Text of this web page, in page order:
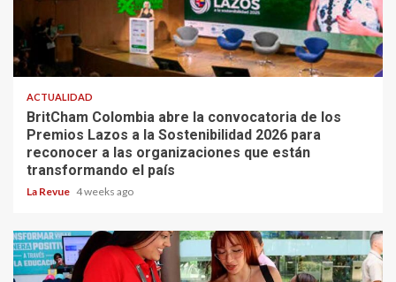
ACTUALIDAD
BritCham Colombia abre la convocatoria de los
Premios Lazos a la Sostenibilidad 2026 para
reconocer a las organizaciones que están
transformando el país
La Revue 4 weeks ago